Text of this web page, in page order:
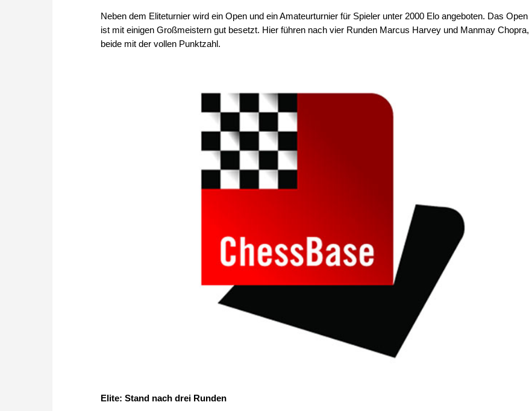
Neben dem Eliteturnier wird ein Open und ein Amateurturnier für Spieler unter 2000 Elo angeboten. Das Open
ist mit einigen Großmeistern gut besetzt. Hier führen nach vier Runden Marcus Harvey und Manmay Chopra,
beide mit der vollen Punktzahl.
Elite: Stand nach drei Runden